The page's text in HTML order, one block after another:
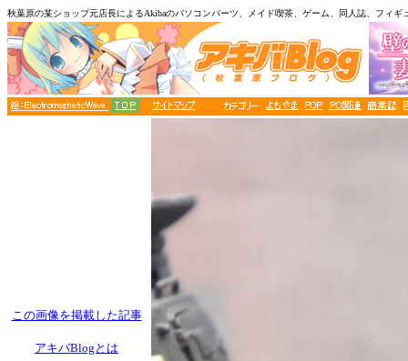
秋葉原の某ショップ元店長によるAkibaのパソコンパーツ、メイド喫茶、ゲーム、同人誌、フィ
この画像を掲載した記事
アキバBlogとは